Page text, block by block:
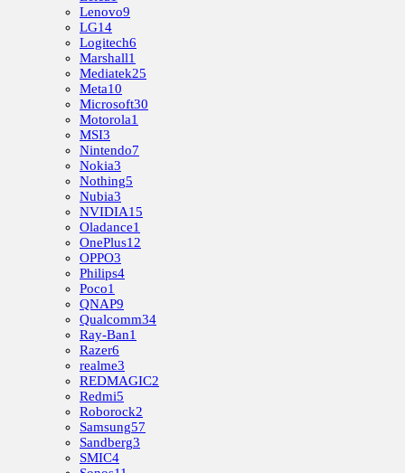
Lenovo9
LG14
Logitech6
Marshall1
Mediatek25
Meta10
Microsoft30
Motorola1
MSI3
Nintendo7
Nokia3
Nothing5
Nubia3
NVIDIA15
Oladance1
OnePlus12
OPPO3
Philips4
Poco1
QNAP9
Qualcomm34
Ray-Ban1
Razer6
realme3
REDMAGIC2
Redmi5
Roborock2
Samsung57
Sandberg3
SMIC4